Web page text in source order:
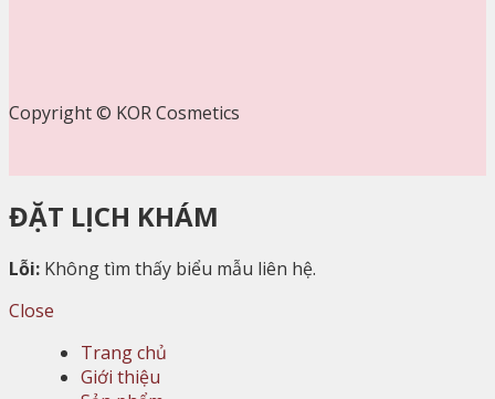
Copyright © KOR Cosmetics
ĐẶT LỊCH KHÁM
Lỗi: Không tìm thấy biểu mẫu liên hệ.
Close
Trang chủ
Giới thiệu